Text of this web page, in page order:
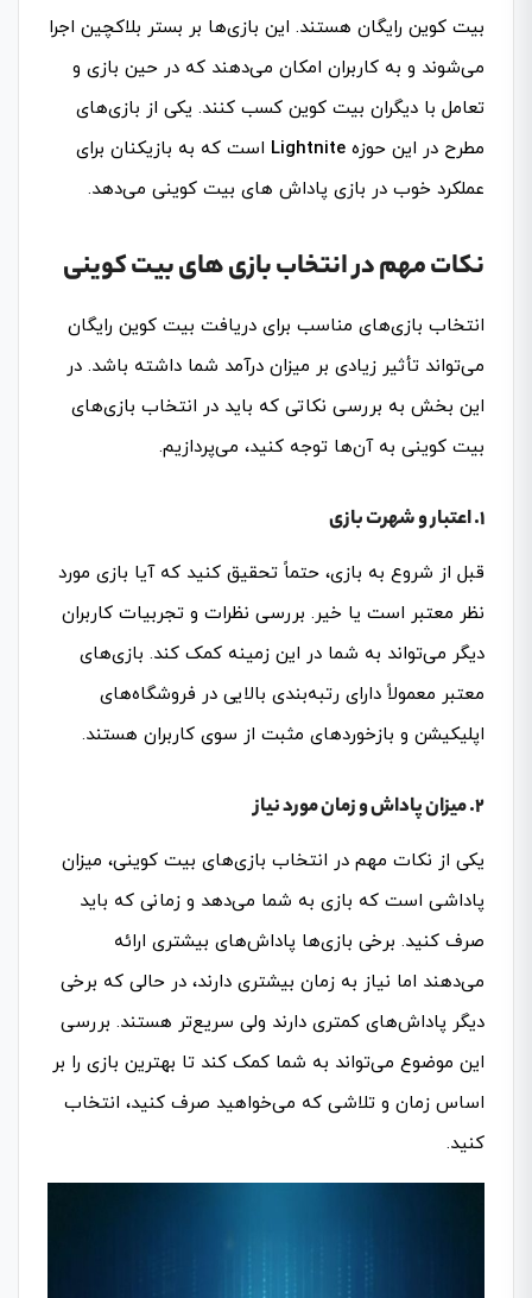
بیت کوین رایگان هستند. این بازی‌ها بر بستر بلاکچین اجرا
می‌شوند و به کاربران امکان می‌دهند که در حین بازی و
تعامل با دیگران بیت کوین کسب کنند. یکی از بازی‌های
مطرح در این حوزه Lightnite است که به بازیکنان برای
عملکرد خوب در بازی پاداش‌ های بیت کوینی می‌دهد.
نکات مهم در انتخاب بازی‌ های بیت کوینی
انتخاب بازی‌های مناسب برای دریافت بیت کوین رایگان
می‌تواند تأثیر زیادی بر میزان درآمد شما داشته باشد. در
این بخش به بررسی نکاتی که باید در انتخاب بازی‌های
بیت کوینی به آن‌ها توجه کنید، می‌پردازیم.
1. اعتبار و شهرت بازی
قبل از شروع به بازی، حتماً تحقیق کنید که آیا بازی مورد
نظر معتبر است یا خیر. بررسی نظرات و تجربیات کاربران
دیگر می‌تواند به شما در این زمینه کمک کند. بازی‌های
معتبر معمولاً دارای رتبه‌بندی بالایی در فروشگاه‌های
اپلیکیشن و بازخوردهای مثبت از سوی کاربران هستند.
2. میزان پاداش و زمان مورد نیاز
یکی از نکات مهم در انتخاب بازی‌های بیت کوینی، میزان
پاداشی است که بازی به شما می‌دهد و زمانی که باید
صرف کنید. برخی بازی‌ها پاداش‌های بیشتری ارائه
می‌دهند اما نیاز به زمان بیشتری دارند، در حالی که برخی
دیگر پاداش‌های کمتری دارند ولی سریع‌تر هستند. بررسی
این موضوع می‌تواند به شما کمک کند تا بهترین بازی را بر
اساس زمان و تلاشی که می‌خواهید صرف کنید، انتخاب
کنید.